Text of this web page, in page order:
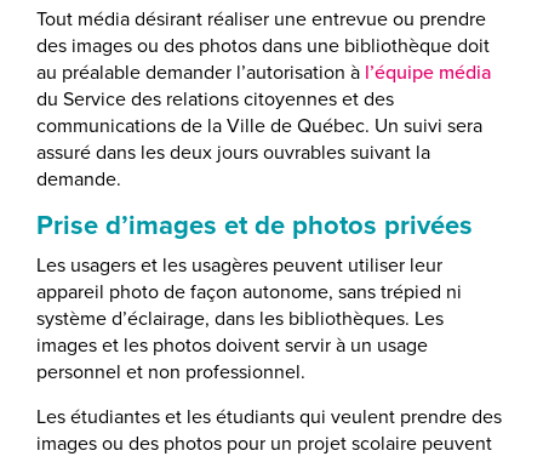
Tout média désirant réaliser une entrevue ou prendre
des images ou des photos dans une bibliothèque doit
au préalable demander l’autorisation à l’équipe média
du Service des relations citoyennes et des
communications de la Ville de Québec. Un suivi sera
assuré dans les deux jours ouvrables suivant la
demande.
Prise d’images et de photos privées
Les usagers et les usagères peuvent utiliser leur
appareil photo de façon autonome, sans trépied ni
système d’éclairage, dans les bibliothèques. Les
images et les photos doivent servir à un usage
personnel et non professionnel.
Les étudiantes et les étudiants qui veulent prendre des
images ou des photos pour un projet scolaire peuvent